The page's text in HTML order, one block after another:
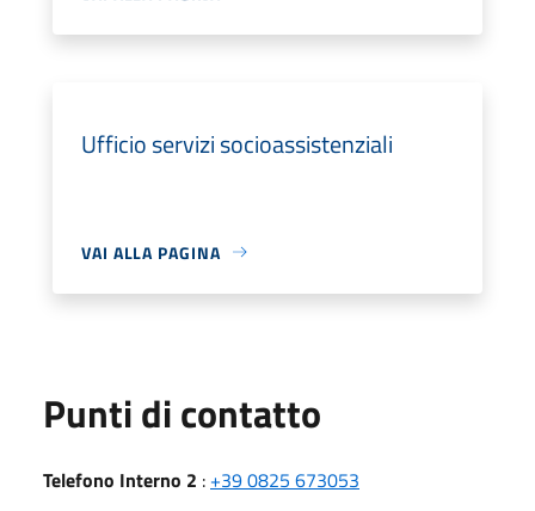
Ufficio servizi socioassistenziali
VAI ALLA PAGINA
Punti di contatto
Telefono Interno 2 : +39 0825 673053